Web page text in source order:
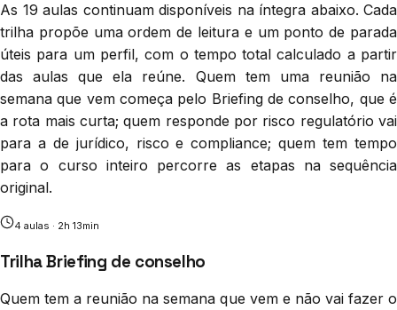
As 19 aulas continuam disponíveis na íntegra abaixo. Cada
trilha propõe uma ordem de leitura e um ponto de parada
úteis para um perfil, com o tempo total calculado a partir
das aulas que ela reúne. Quem tem uma reunião na
semana que vem começa pelo Briefing de conselho, que é
a rota mais curta; quem responde por risco regulatório vai
para a de jurídico, risco e compliance; quem tem tempo
para o curso inteiro percorre as etapas na sequência
original.
4 aulas · 2h 13min
Trilha Briefing de conselho
Quem tem a reunião na semana que vem e não vai fazer o